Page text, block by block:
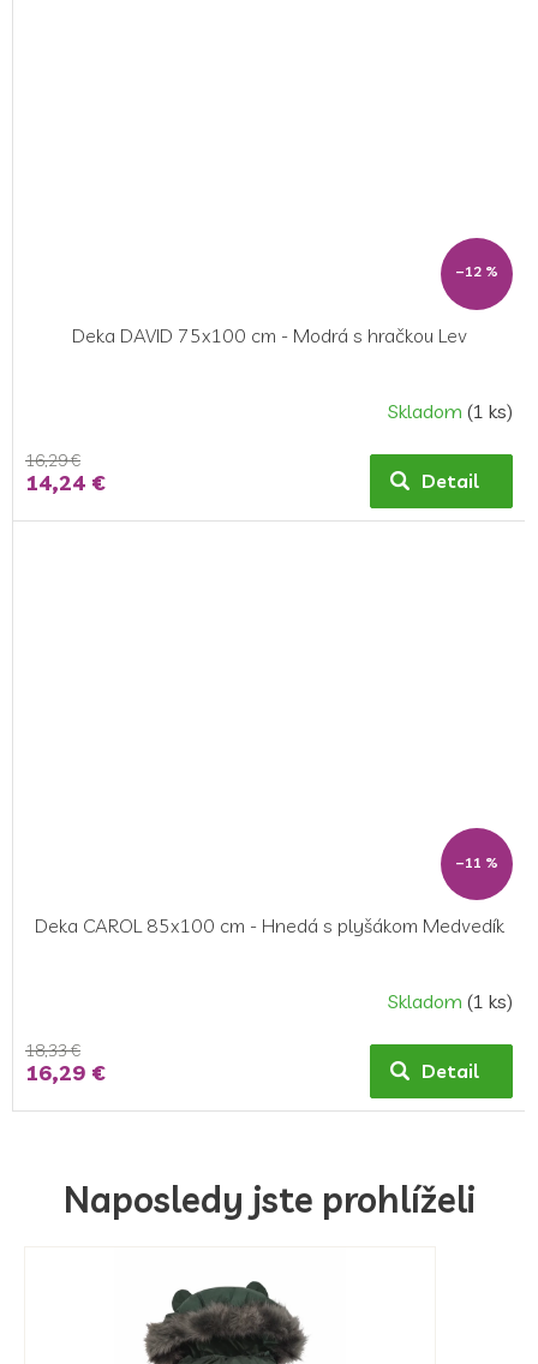
–12 %
Deka DAVID 75x100 cm - Modrá s hračkou Lev
Skladom (1 ks)
16,29 €
14,24 € Detail
–11 %
Deka CAROL 85x100 cm - Hnedá s plyšákom Medvedík
Skladom (1 ks)
18,33 €
16,29 € Detail
Naposledy jste prohlíželi